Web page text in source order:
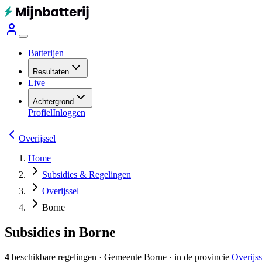
Batterijen
Resultaten
Live
Achtergrond
ProfielInloggen
Overijssel
Home
Subsidies & Regelingen
Overijssel
Borne
Subsidies in Borne
4 beschikbare regelingen · Gemeente Borne · in de provincie